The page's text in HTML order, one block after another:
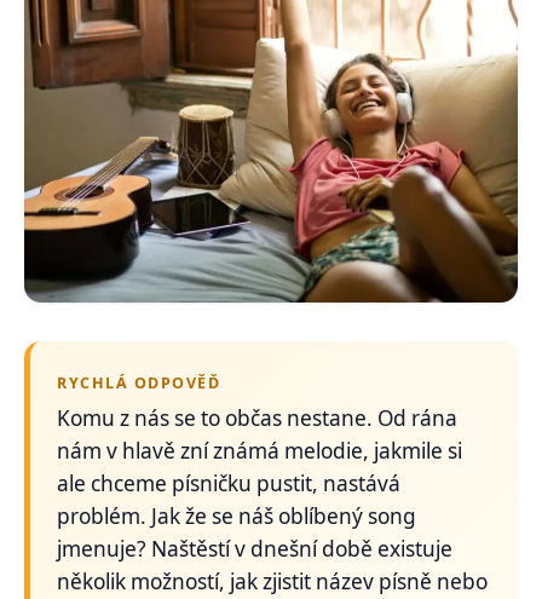
RYCHLÁ ODPOVĚĎ
Komu z nás se to občas nestane. Od rána
nám v hlavě zní známá melodie, jakmile si
ale chceme písničku pustit, nastává
problém. Jak že se náš oblíbený song
jmenuje? Naštěstí v dnešní době existuje
několik možností, jak zjistit název písně nebo